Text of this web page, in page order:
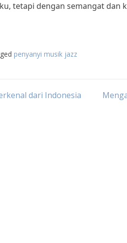
tetapi dengan semangat dan
penyanyi musik jazz
dari Indonesia